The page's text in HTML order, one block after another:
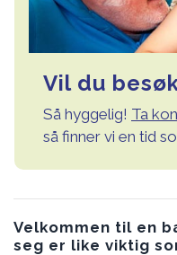
Vil du
Så hyggelig! Ta
så finner vi en tid
Velkommen til en
seg er like viktig